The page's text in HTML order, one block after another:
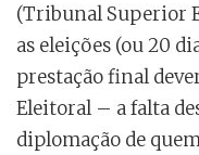
(Tribunal Superior
as eleições (ou 20
prestação final
Eleitoral – a falta
diplomação de